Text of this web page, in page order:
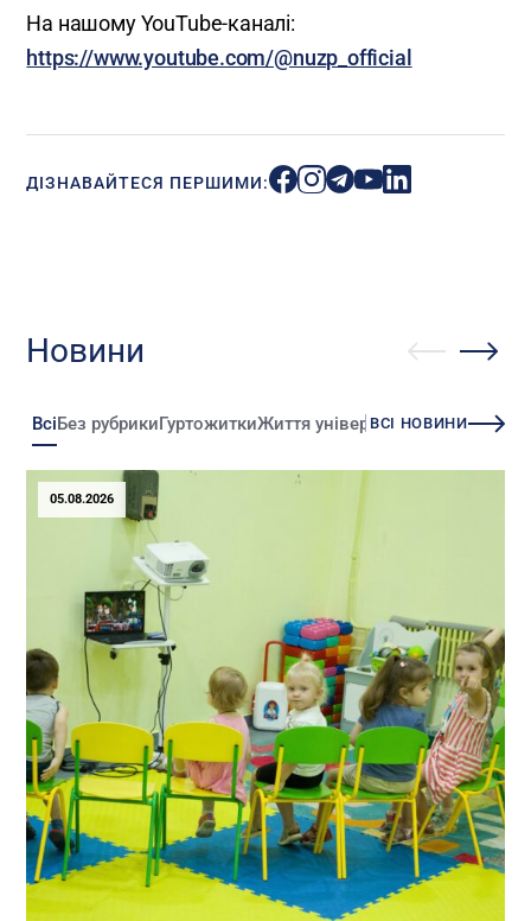
На нашому YouTube-каналі:
https://www.youtube.com/@nuzp_official
ДІЗНАВАЙТЕСЯ ПЕРШИМИ:
Новини
ВсіБез рубрикиГуртожиткиЖиття університетуЗміни
ВСІ НОВИНИ
05.08.2026